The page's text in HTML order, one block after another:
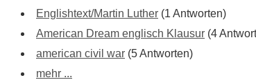
Englishtext/Martin Luther (1 Antworten)
American Dream englisch Klausur (4
american civil war (5 Antworten)
mehr ...